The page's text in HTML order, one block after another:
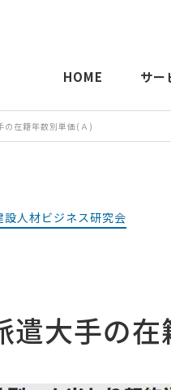
HOME サー
の在籍年数別単価(Ａ)
設人材ビジネス研究会
遣大手の